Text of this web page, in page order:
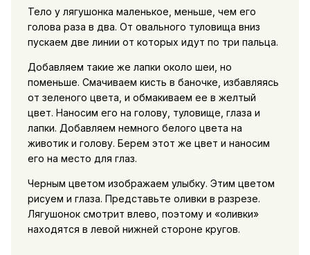
Тело у лягушонка маленькое, меньше, чем его
голова раза в два. От овального туловища вниз
пускаем две линии от которых идут по три пальца.
Добавляем такие же лапки около шеи, но
поменьше. Смачиваем кисть в баночке, избавляясь
от зеленого цвета, и обмакиваем ее в желтый
цвет. Наносим его на голову, туловище, глаза и
лапки. Добавляем немного белого цвета на
животик и голову. Берем этот же цвет и наносим
его на место для глаз.
Черным цветом изображаем улыбку. Этим цветом
рисуем и глаза. Представьте оливки в разрезе.
Лягушонок смотрит влево, поэтому и «оливки»
находятся в левой нижней стороне кругов.